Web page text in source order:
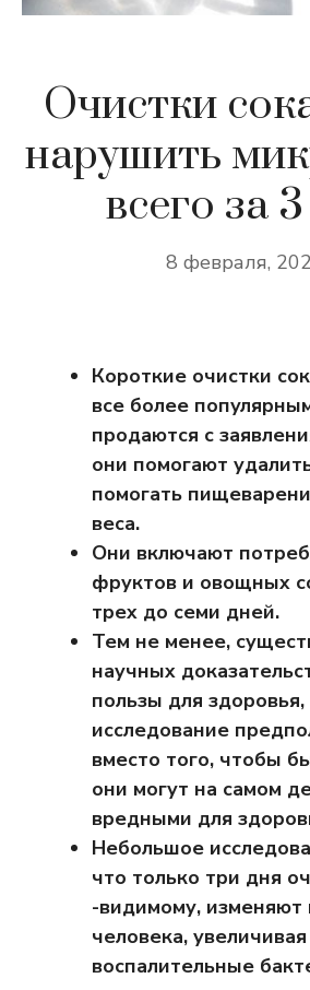
Очистки
нарушить
всего за
8 февраля,
Короткие очистки
все более
продаются с
они помогают
помогать
веса.
Они включают
фруктов и овощных
трех до семи дней.
Тем не менее,
научных
пользы для
исследование
вместо того, чтобы
они могут на самом
вредными для
Небольшое
что только три дня
-видимому, изменяют
человека, увеличивая
воспалительные